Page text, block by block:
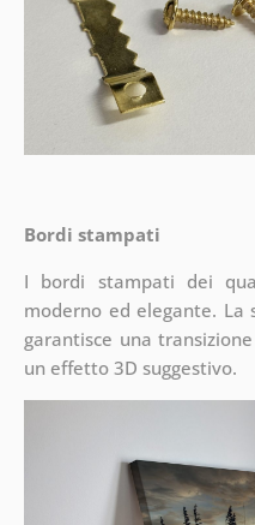
Bordi stampati
I bordi stampati dei
moderno ed elegante. La
garantisce una
un effetto 3D suggestivo.